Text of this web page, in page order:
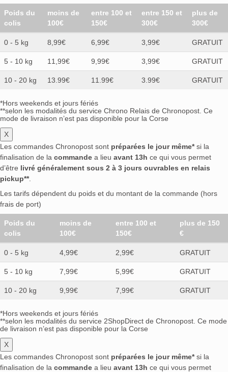
Poids du
colis
moins de
100€
entre 100 et
150€
entre 150 et
300€
plus de
300€
0 - 5 kg 8,99€ 6,99€ 3,99€ GRATUIT
5 - 10 kg 11,99€ 9,99€ 3,99€ GRATUIT
10 - 20 kg 13.99€ 11.99€ 3.99€ GRATUIT
*Hors weekends et jours fériés
**selon les modalités du service Chrono Relais de Chronopost. Ce
mode de livraison n’est pas disponible pour la Corse
X
Les commandes Chronopost sont préparées le jour même*si la
finalisation de la commande a lieu avant 13h ce qui vous permet
d’être livré généralement sous 2 à 3 jours ouvrables en relais
pickup**.
Les tarifs dépendent du poids et du montant de la commande (hors
frais de port)
Poids du
colis
moins de
100€
entre 100 et
150€
plus de 150
€
0 - 5 kg 4,99€ 2,99€ GRATUIT
5 - 10 kg 7,99€ 5,99€ GRATUIT
10 - 20 kg 9,99€ 7,99€ GRATUIT
*Hors weekends et jours fériés
**selon les modalités du service 2ShopDirect de Chronopost. Ce mode
de livraison n’est pas disponible pour la Corse
X
Les commandes Chronopost sont préparées le jour même*si la
finalisation de la commande a lieu avant 13h ce qui vous permet